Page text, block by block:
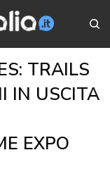
TRAILS
IN USCITA
EXPO